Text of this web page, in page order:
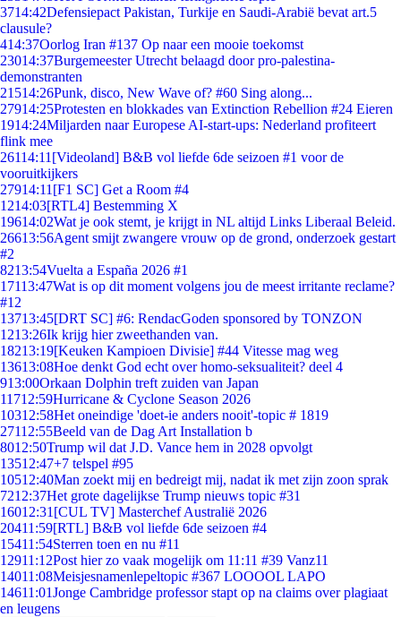
3714:42Defensiepact Pakistan, Turkije en Saudi-Arabië bevat art.5
clausule?
414:37Oorlog Iran #137 Op naar een mooie toekomst
23014:37Burgemeester Utrecht belaagd door pro-palestina-
demonstranten
21514:26Punk, disco, New Wave of? #60 Sing along...
27914:25Protesten en blokkades van Extinction Rebellion #24 Eieren
1914:24Miljarden naar Europese AI-start-ups: Nederland profiteert
flink mee
26114:11 [Videoland] B&B vol liefde 6de seizoen #1 voor de
vooruitkijkers
27914:11 [F1 SC] Get a Room #4
1214:03[RTL4] Bestemming X
19614:02Wat je ook stemt, je krijgt in NL altijd Links Liberaal Beleid.
26613:56Agent smijt zwangere vrouw op de grond, onderzoek gestart
#2
8213:54Vuelta a España 2026 #1
17113:47Wat is op dit moment volgens jou de meest irritante reclame?
#12
13713:45[DRT SC] #6: RendacGoden sponsored by TONZON
1213:26Ik krijg hier zweethanden van.
18213:19[Keuken Kampioen Divisie] #44 Vitesse mag weg
13613:08Hoe denkt God echt over homo-seksualiteit? deel 4
913:00Orkaan Dolphin treft zuiden van Japan
11712:59Hurricane & Cyclone Season 2026
10312:58Het oneindige 'doet-ie anders nooit'-topic # 1819
27112:55Beeld van de Dag Art Installation b
8012:50Trump wil dat J.D. Vance hem in 2028 opvolgt
13512:47+7 telspel #95
10512:40Man zoekt mij en bedreigt mij, nadat ik met zijn zoon sprak
7212:37Het grote dagelijkse Trump nieuws topic #31
16012:31 [CUL TV] Masterchef Australië 2026
20411:59[RTL] B&B vol liefde 6de seizoen #4
15411:54Sterren toen en nu #11
12911:12Post hier zo vaak mogelijk om 11:11 #39 Vanz11
14011:08Meisjesnamenlepeltopic #367 LOOOOL LAPO
14611:01Jonge Cambridge professor stapt op na claims over plagiaat
en leugens